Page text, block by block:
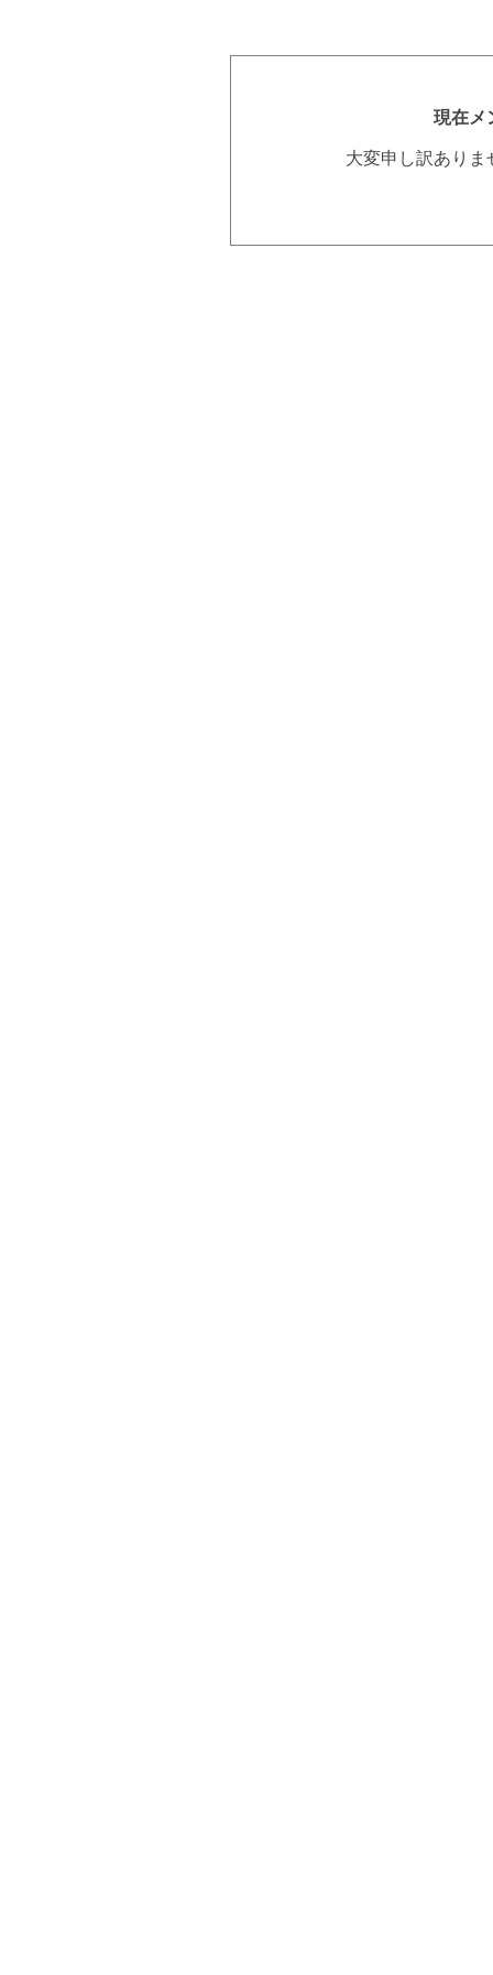
現在メ
大変申し訳あり